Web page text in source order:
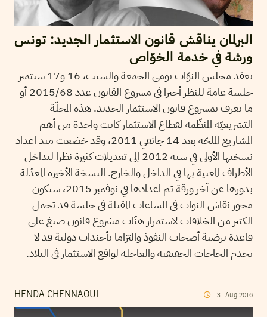
البرلمان يناقش قانون الاستثمار الجديد: تونس
ورشة في خدمة الخوّاص
يعقد مجلس النوّاب يومي الجمعة والسبت، 16 و17 سبتمبر
جلسة عامة للنظر أخيرا في مشروع القانون عدد 2015/68 أو
ما يعرف بمشروع قانون الاستثمار الجديد. هذه المجلّة
التشريعيّة المنظّمة لقطاع الاستثمار كانت واحدة من أهم
المشاريع الملحّة بعد 14 جانفي 2011، وقد خضعت منذ اعداد
نسختها الأولى في سنة 2012 إلى تعديلات كثيرة نظرا لتداخل
الأطراف المعنية بها في الداخل والخارج. النسخة الأخيرة المعدّلة
بدورها عن آخر ورقة تم اعدادها في نوفمبر 2015، ستكون
محور نقاش النواب في الساعات المقبلة في جلسة قد تحمل
الكثير من الخلافات لاستمرار هنّات مشروع قانون صيغ على
قاعدة ترضية أصحاب النفوذ والتزاما بأجندات دولية قد لا
تخدم الحاجات الحقيقية والعاجلة لواقع الاستثمار في البلاد.
HENDA CHENNAOUI 31 Aug 2016